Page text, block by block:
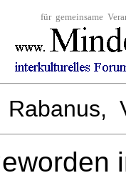
für
Rabanus,